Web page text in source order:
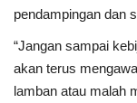
pendampingan dan
“Jangan sampai
akan terus
lamban atau malah